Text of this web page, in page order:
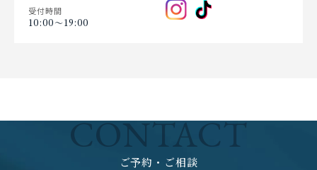
受付時間
10:00〜19:00
CONTACT
ご予約・ご相談